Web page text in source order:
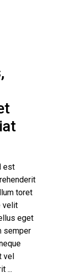
est
toret
velit
eget
semper
vel